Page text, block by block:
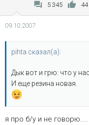
5 345 44
09.10.2007
pihta сказал(а):
Дык вот и грю: что у
И еще резина новая.
я про б/у и не говорю....